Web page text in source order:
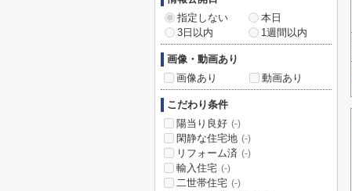
指定しない
本日
3日以内
1週間以内
画像・動画あり
画像あり
動画あり
こだわり条件
陽当り良好 (-)
閑静な住宅地 (-)
リフォーム済 (-)
輸入住宅 (-)
二世帯住宅 (-)